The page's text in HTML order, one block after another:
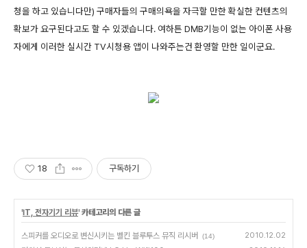
청을 하고 있습니다만) 구매자들의 구매의욕을 자극할 만한 확실한 컨텐츠의
확보가 요구된다고도 할 수 있겠습니다. 여하튼 DMB기능이 없는 아이폰 사용
자에게 이러한 실시간 TV시청용 앱이 나와주는건 환영할 만한 일이군요.
18 구독하기
'IT, 전자기기 리뷰' 카테고리의 다른 글
스피커를 오디오로 변신시키는 벨킨 블루투스 뮤직 리시버 (14) 2010.12.02